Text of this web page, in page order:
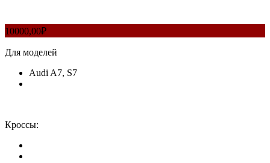
10000,00₽
Для моделей
Audi A7, S7
Кроссы: